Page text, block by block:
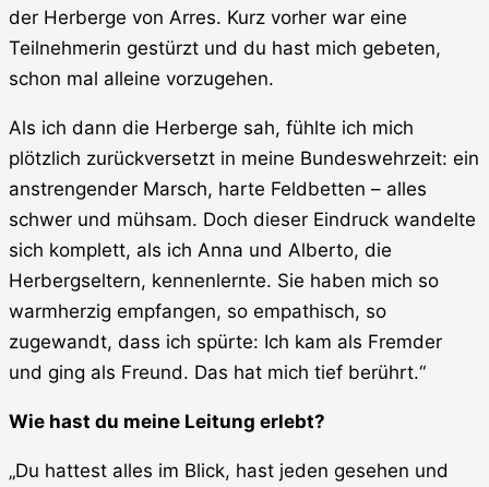
der Herberge von Arres. Kurz vorher war eine
Teilnehmerin gestürzt und du hast mich gebeten,
schon mal alleine vorzugehen.
Als ich dann die Herberge sah, fühlte ich mich
plötzlich zurückversetzt in meine Bundeswehrzeit: ein
anstrengender Marsch, harte Feldbetten – alles
schwer und mühsam. Doch dieser Eindruck wandelte
sich komplett, als ich Anna und Alberto, die
Herbergseltern, kennenlernte. Sie haben mich so
warmherzig empfangen, so empathisch, so
zugewandt, dass ich spürte: Ich kam als Fremder
und ging als Freund. Das hat mich tief berührt.“
Wie hast du meine Leitung erlebt?
„Du hattest alles im Blick, hast jeden gesehen und